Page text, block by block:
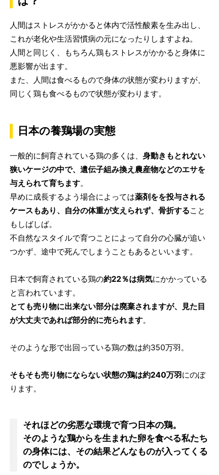
人間はストレスがかかると体内で活性酸素を生み出し、
これが老化や生活習慣病の元になったりしますよね。
人間と同じく、もちろん鶏もストレスがかかると身体に
悪影響が出ます。
また、人間は食べるもので身体の状態が変わりますが、
同じく鶏も食べるもので状態が変わります。
日本の養鶏場の実態
一般的に飼育されている鶏の多くは、 身動きもとれない
狭いケージの中で、遺伝子組み換え農産物などのエサを
与えられて育ちます。
早めに成長するよう場合によっては薬剤をを投与される
ケースもあり、自分の体重が支えられず、骨折すること
もしばしば。
不自然なスタイルで育つことによって自分の心臓が追い
つかず、途中で死んでしまうこともあるといいます。
日本で飼育されている鶏の約22％は病気にかかっている
と言われています。
とても売り物に出来ない部分は廃棄されますが、見た目
が大丈夫であれば部分的に売られます。
そのような形で出回っている鶏の数は約350万羽。
そもそも売り物にならない状態の鶏は約240万羽にのぼ
ります。
それほどの劣悪な環境で育つ日本の鶏。
そのような鶏からを生まれた卵を食べる私たち
の身体には、その結果どんなものが入ってくる
のでしょうか。